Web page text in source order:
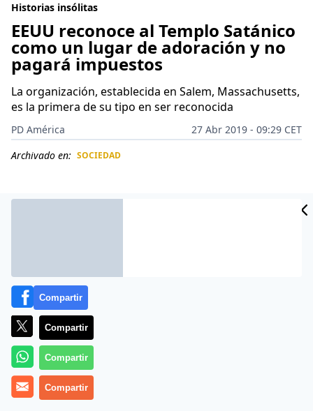
Historias insólitas
EEUU reconoce al Templo Satánico
como un lugar de adoración y no
pagará impuestos
La organización, establecida en Salem, Massachusetts,
es la primera de su tipo en ser reconocida
PD América
27 Abr 2019 - 09:29 CET
Archivado en: SOCIEDAD
En la guerra entre el mal y el bien, el demonio se ha
apuntado un nuevo punto. El
Compartir
Compartir
Compartir
Compartir